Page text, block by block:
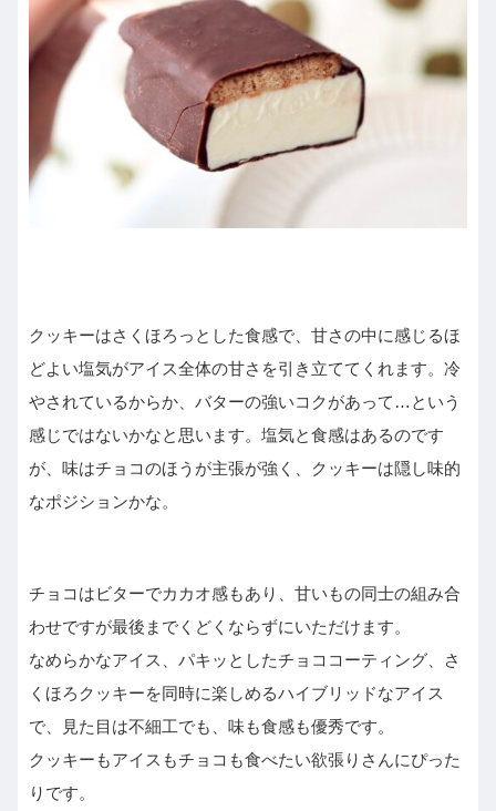
クッキーはさくほろっとした食感で、甘さの中に感じるほ
どよい塩気がアイス全体の甘さを引き立ててくれます。冷
やされているからか、バターの強いコクがあって…という
感じではないかなと思います。塩気と食感はあるのです
が、味はチョコのほうが主張が強く、クッキーは隠し味的
なポジションかな。
チョコはビターでカカオ感もあり、甘いもの同士の組み合
わせですが最後までくどくならずにいただけます。
なめらかなアイス、パキッとしたチョココーティング、さ
くほろクッキーを同時に楽しめるハイブリッドなアイス
で、見た目は不細工でも、味も食感も優秀です。
クッキーもアイスもチョコも食べたい欲張りさんにぴった
りです。